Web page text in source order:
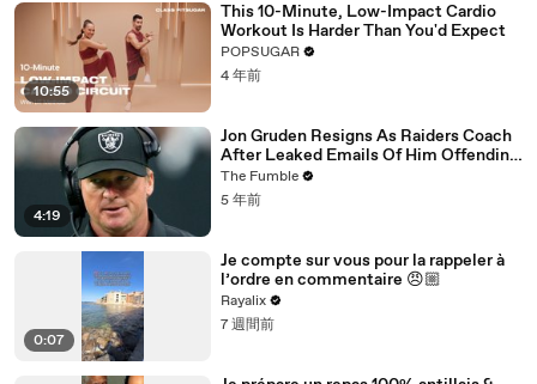
10:55
This 10-Minute, Low-Impact Cardio
Workout Is Harder Than You'd Expect
POPSUGAR
4 年前
4:19
Jon Gruden Resigns As Raiders Coach
After Leaked Emails Of Him Offending
Women, Gays, & Minorites
The Fumble
5 年前
0:07
Je compte sur vous pour la rappeler à
l’ordre en commentaire 😠🏼
Rayalix
7 週間前